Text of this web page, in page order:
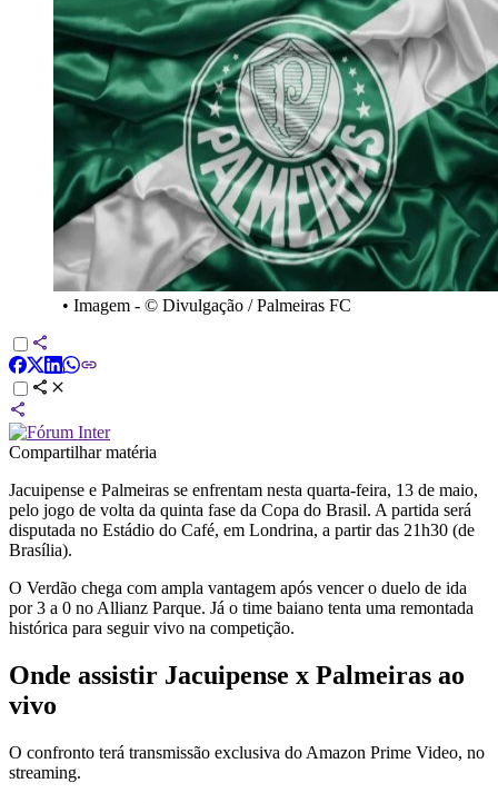
• Imagem - © Divulgação / Palmeiras FC
Compartilhar matéria
Jacuipense e Palmeiras se enfrentam nesta quarta-feira, 13 de maio,
pelo jogo de volta da quinta fase da Copa do Brasil. A partida será
disputada no Estádio do Café, em Londrina, a partir das 21h30 (de
Brasília).
O Verdão chega com ampla vantagem após vencer o duelo de ida
por 3 a 0 no Allianz Parque. Já o time baiano tenta uma remontada
histórica para seguir vivo na competição.
Onde assistir Jacuipense x Palmeiras ao
vivo
O confronto terá transmissão exclusiva do Amazon Prime Video, no
streaming.